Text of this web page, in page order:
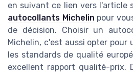
en suivant ce lien vers l'article
autocollants Michelin pour
de décision. Choisir un
Michelin, c'est aussi opter
les standards de qualité
excellent rapport qualité-prix.